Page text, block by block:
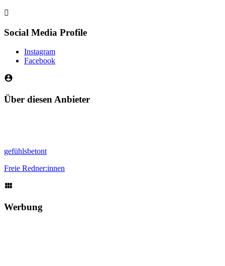
Social Media Profile
Instagram
Facebook
Über diesen Anbieter
gefühlsbetont
Freie Redner:innen
Werbung